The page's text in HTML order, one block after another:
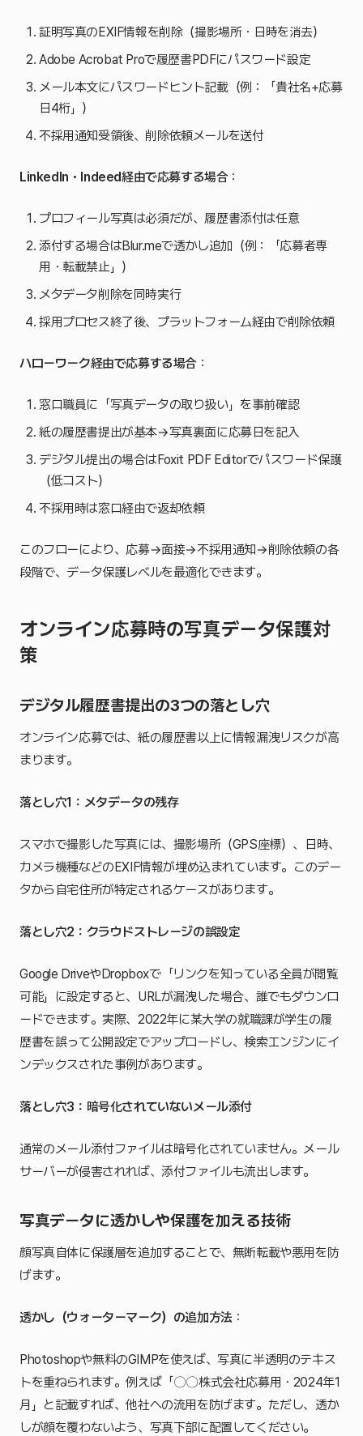
証明写真のEXIF情報を削除（撮影場所・日時を消去）
Adobe Acrobat Proで履歴書PDFにパスワード設定
メール本文にパスワードヒント記載（例：「貴社名+応募
日4桁」）
不採用通知受領後、削除依頼メールを送付
LinkedIn・Indeed経由で応募する場合：
プロフィール写真は必須だが、履歴書添付は任意
添付する場合はBlur.meで透かし追加（例：「応募者専
用・転載禁止」）
メタデータ削除を同時実行
採用プロセス終了後、プラットフォーム経由で削除依頼
ハローワーク経由で応募する場合 ：
窓口職員に「写真データの取り扱い」を事前確認
紙の履歴書提出が基本→写真裏面に応募日を記入
デジタル提出の場合はFoxit PDF Editorでパスワード保護
（低コスト）
不採用時は窓口経由で返却依頼
このフローにより、応募→面接→不採用通知→削除依頼の各
段階で、データ保護レベルを最適化できます。
オンライン応募時の写真データ保護対
策
デジタル履歴書提出の3つの落とし穴
オンライン応募では、紙の履歴書以上に情報漏洩リスクが高
まります。
落とし穴1：メタデータの残存
スマホで撮影した写真には、撮影場所（GPS座標）、日時、
カメラ機種などのEXIF情報が埋め込まれています。このデー
タから自宅住所が特定されるケースがあります。
落とし穴2：クラウドストレージの誤設定
Google DriveやDropboxで「リンクを知っている全員が閲覧
可能」に設定すると、URLが漏洩した場合、誰でもダウンロ
ードできます。実際、2022年に某大学の就職課が学生の履
歴書を誤って公開設定でアップロードし、検索エンジンにイ
ンデックスされた事例があります。
落とし穴3：暗号化されていないメール添付
通常のメール添付ファイルは暗号化されていません。メール
サーバーが侵害されれば、添付ファイルも流出します。
写真データに透かしや保護を加える技術
顔写真自体に保護層を追加することで、無断転載や悪用を防
げます。
透かし（ウォーターマーク）の追加方法 ：
Photoshopや無料のGIMPを使えば、写真に半透明のテキス
トを重ねられます。例えば「〇〇株式会社応募用・2024年1
月」と記載すれば、他社への流用を防げます。ただし、透か
しが顔を覆わないよう、写真下部に配置してください。